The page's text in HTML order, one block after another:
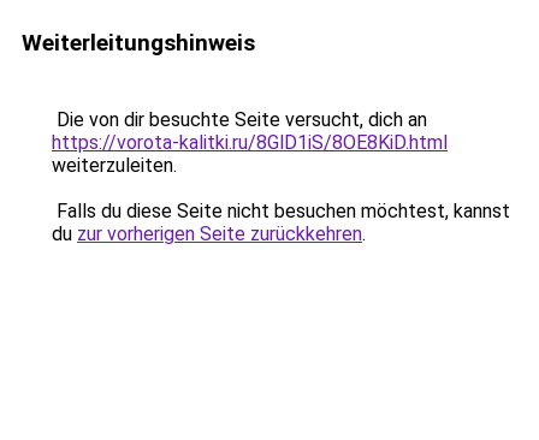
Weiterleitungshinweis
Die von dir besuchte Seite versucht, dich an
https://vorota-kalitki.ru/8GlD1iS/8OE8KiD.html
weiterzuleiten.
Falls du diese Seite nicht besuchen möchtest, kannst
du zur vorherigen Seite zurückkehren.